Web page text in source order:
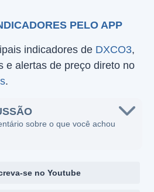
PELO APP
indicadores de DXCO3,
e alertas de preço direto no
.
sobre o que você achou
se no Youtube